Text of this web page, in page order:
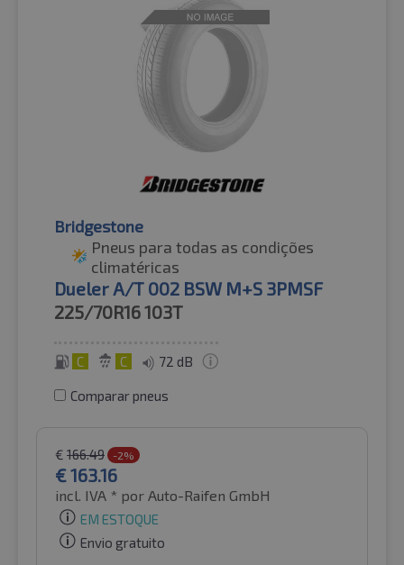
Bridgestone
Pneus para todas as condições
climatéricas
Dueler A/T 002 BSW M+S 3PMSF
225/70R16103T
C C 72 dB
Comparar pneus
€ 166.49 -2%
€163.16
incl. IVA * por Auto-Raifen GmbH
EM ESTOQUE
Envio gratuito